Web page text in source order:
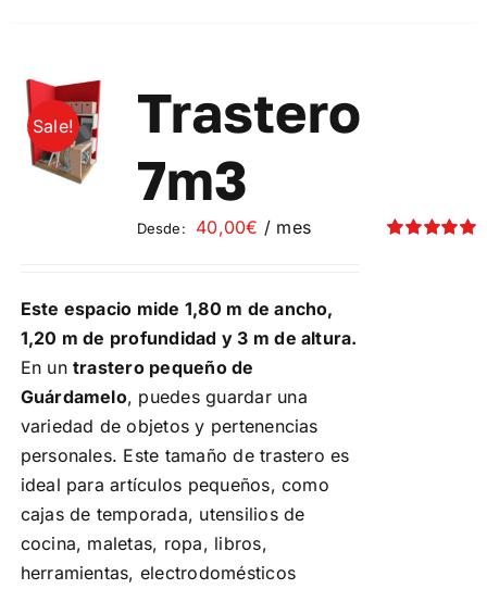
opciones
pueden
elegir
en
de
producto
Sale!
Trastero
7m3
Desde: 40,00€ / mes
Este espacio mide 1,80 m de ancho,
1,20 m de profundidad y 3 m de altura.
En un trastero pequeño de
Guárdamelo, puedes guardar una
variedad de objetos y pertenencias
personales. Este tamaño de trastero es
ideal para artículos pequeños, como
cajas de temporada, utensilios de
cocina, maletas, ropa, libros,
herramientas, electrodomésticos